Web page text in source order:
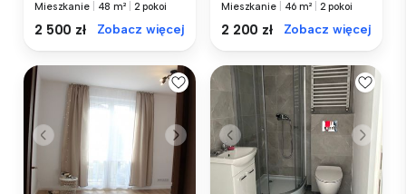
Mieszkanie 48 m² 2 pokoi
2 500 zł Zobacz więcej
Mieszkanie 46 m² 2 pokoi
2 200 zł Zobacz więcej